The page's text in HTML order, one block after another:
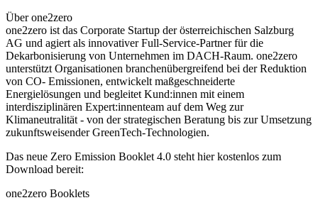
Über one2zero
one2zero ist das Corporate Startup der österreichischen Salzburg
AG und agiert als innovativer Full-Service-Partner für die
Dekarbonisierung von Unternehmen im DACH-Raum. one2zero
unterstützt Organisationen branchenübergreifend bei der Reduktion
von CO- Emissionen, entwickelt maßgeschneiderte
Energielösungen und begleitet Kund:innen mit einem
interdisziplinären Expert:innenteam auf dem Weg zur
Klimaneutralität - von der strategischen Beratung bis zur Umsetzung
zukunftsweisender GreenTech-Technologien.
Das neue Zero Emission Booklet 4.0 steht hier kostenlos zum
Download bereit:
one2zero Booklets